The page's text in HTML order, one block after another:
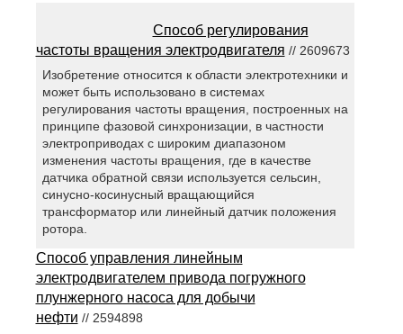
Способ регулирования
частоты вращения электродвигателя // 2609673
Изобретение относится к области электротехники и
может быть использовано в системах
регулирования частоты вращения, построенных на
принципе фазовой синхронизации, в частности
электроприводах с широким диапазоном
изменения частоты вращения, где в качестве
датчика обратной связи используется сельсин,
синусно-косинусный вращающийся
трансформатор или линейный датчик положения
ротора.
Способ управления линейным
электродвигателем привода погружного
плунжерного насоса для добычи
нефти // 2594898